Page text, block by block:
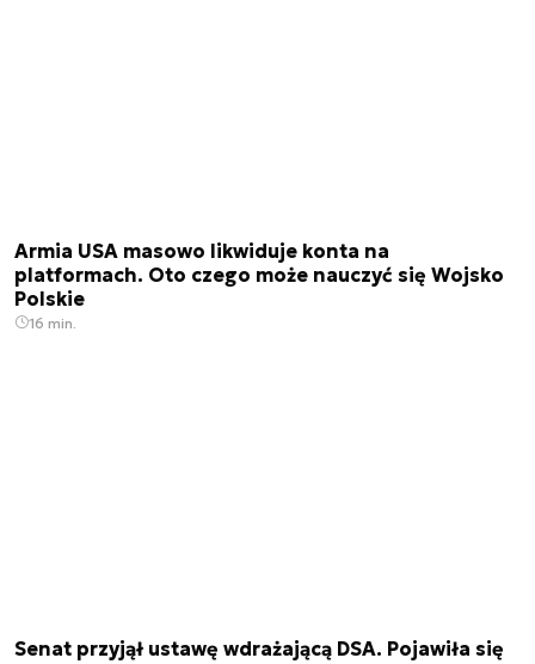
Armia USA masowo likwiduje konta na
platformach. Oto czego może nauczyć się Wojsko
Polskie
16 min.
Senat przyjął ustawę wdrażającą DSA. Pojawiła się